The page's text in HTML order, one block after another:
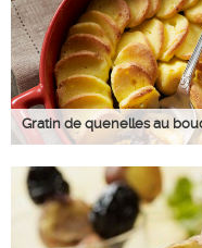
Gratin de quenelles au